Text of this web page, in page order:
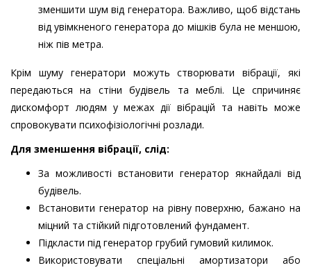
зменшити шум від генератора. Важливо, щоб відстань
від увімкненого генератора до мішків була не меншою,
ніж пів метра.
Крім шуму генератори можуть створювати вібрації, які
передаються на стіни будівель та меблі. Це спричиняє
дискомфорт людям у межах дії вібрацій та навіть може
спровокувати психофізіологічні розлади.
Для зменшення вібрації, слід:
За можливості встановити генератор якнайдалі від
будівель.
Встановити генератор на рівну поверхню, бажано на
міцний та стійкий підготовлений фундамент.
Підкласти під генератор грубий гумовий килимок.
Використовувати спеціальні амортизатори або